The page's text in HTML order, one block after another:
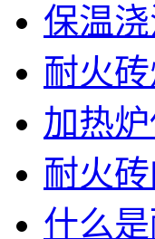
保温
耐火
加热
耐火
什么